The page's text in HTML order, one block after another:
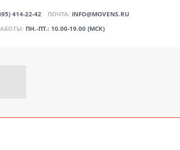
414-22-42 ПОЧТА: INFO@MOVENS.RU
ПН.-ПТ.: 10.00-19.00 (МСК)